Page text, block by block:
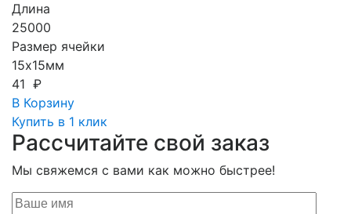
Длина
25000
Размер ячейки
15х15мм
41 ₽
В Корзину
Купить в 1 клик
Рассчитайте свой заказ
Мы свяжемся с вами как можно быстрее!